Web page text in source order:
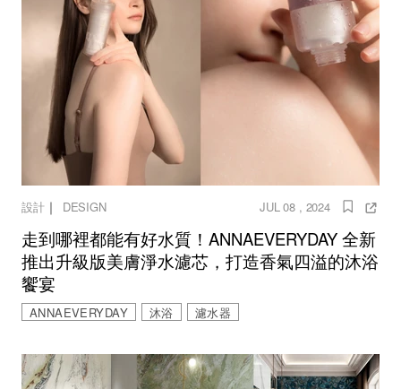
設計｜ DESIGN JUL 08 , 2024
走到哪裡都能有好水質！ANNAEVERYDAY 全新
推出升級版美膚淨水濾芯，打造香氣四溢的沐浴
饗宴
ANNAEVERYDAY 沐浴 濾水器